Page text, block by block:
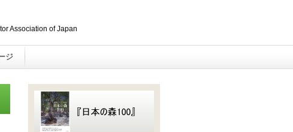
Association of Japan
ジ